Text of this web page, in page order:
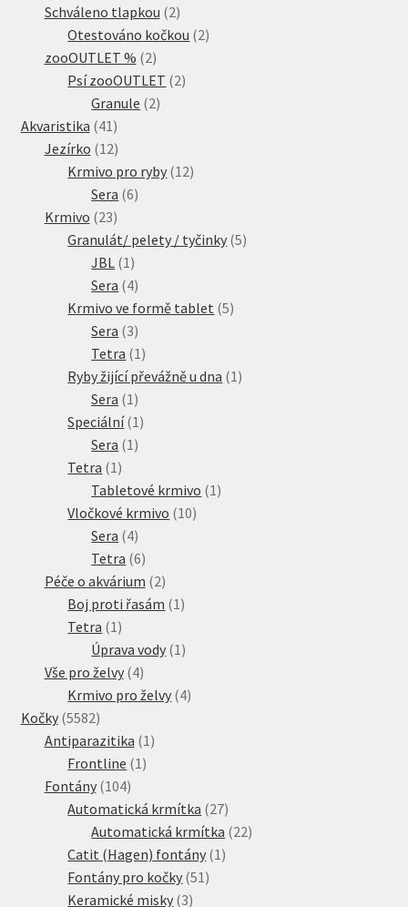
produkty
Schváleno tlapkou 22
produkty
Otestováno kočkou 22
zooOUTLET % 22
produkty
Psí zooOUTLET 22
Granule 22
Akvaristika 41 41
produktů
Jezírko 1212
produktů
Krmivo pro ryby 1212
Sera 66
Krmivo 2323
produktů
Granulát/ pelety / tyčinky 55
JBL 1 1
produkt
Sera 44
produkty
Krmivo ve formě tablet 55
Sera 33
produkty
Tetra 1 1
produkt
Ryby žijící převážně u dna 1 1
Sera 1 1
produkt
Speciální 1 1
Sera 1 1
Tetra 1 1
produkt
Tabletové krmivo 1 1
Vločkové krmivo 1010
Sera 44
produkty
Tetra 66
produktů
Péče o akvárium 22
produkty
Boj proti řasám 1 1
Tetra 1 1
produkt
Úprava vody 1 1
Vše pro želvy 44
produkty
Krmivo pro želvy 44
Kočky 55825582
produktů
Antiparazitika 1 1
Frontline 1 1
Fontány 104104
produktů
Automatická krmítka 2727
produktů
Automatická krmítka 2222
Catit (Hagen) fontány 1 1
Fontány pro kočky 51 51
Keramické misky 33